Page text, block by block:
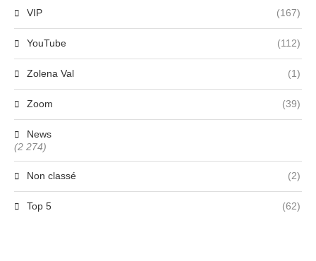
VIP (167)
YouTube (112)
Zolena Val (1)
Zoom (39)
News
(2 274)
Non classé (2)
Top 5 (62)